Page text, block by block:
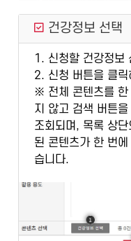
건강정보 선택
1. 신청할 건강정보
2. 신청 버튼을 클
※ 전체 콘텐츠를 한
지 않고 검색 버튼
조회되며, 목록 상
된 콘텐츠가 한 번
습니다.